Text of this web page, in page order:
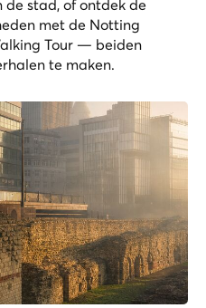
stad, of ontdek de
met de Notting
Tour — beiden
te maken.